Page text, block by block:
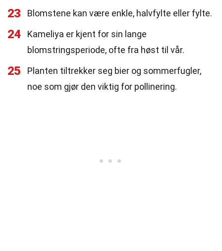
23 Blomstene kan være enkle, halvfylte eller fylte.
24
Kameliya er kjent for sin lange
blomstringsperiode, ofte fra høst til vår.
25
Planten tiltrekker seg bier og sommerfugler,
noe som gjør den viktig for pollinering.